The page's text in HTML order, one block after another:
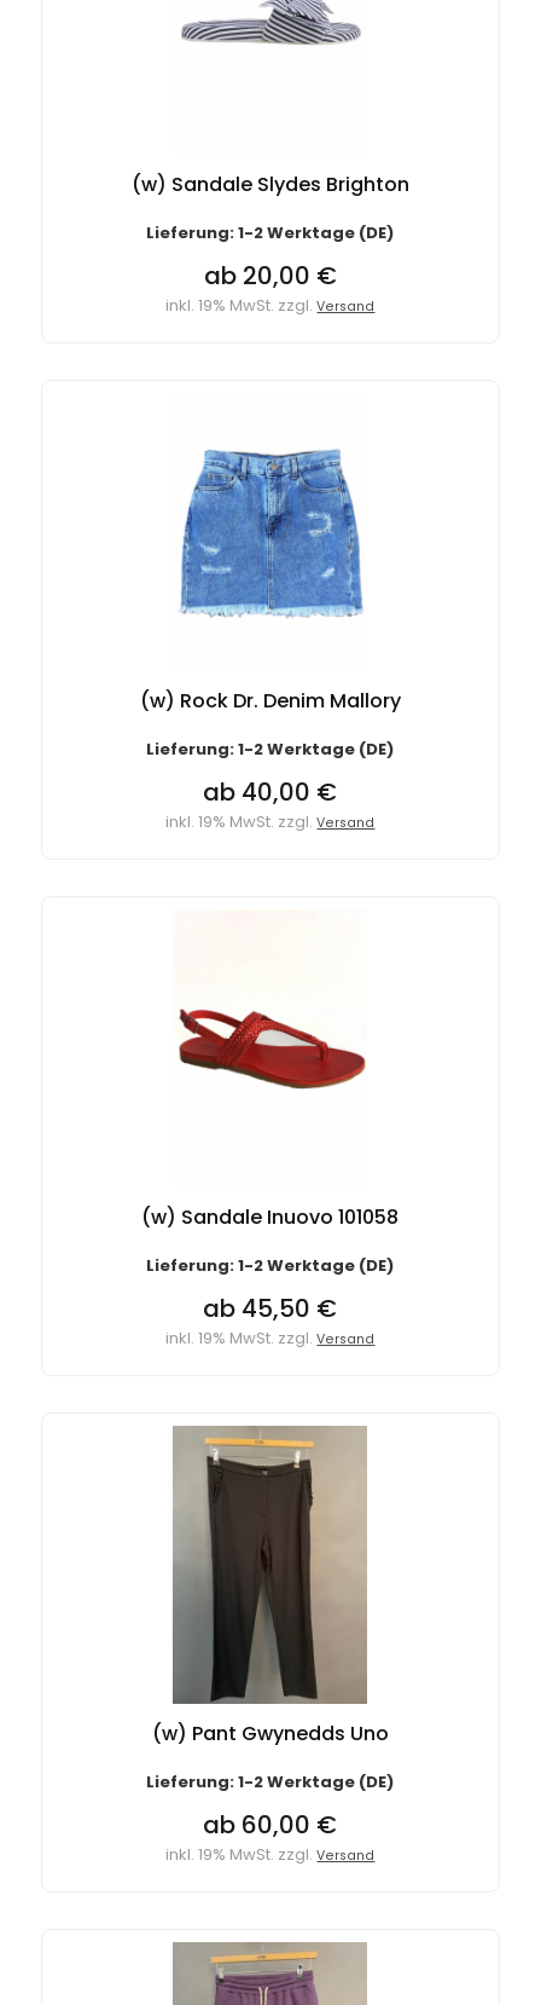
(w) Sandale Slydes Brighton
Lieferung: 1-2 Werktage (DE)
ab 20,00 €
inkl. 19% MwSt. zzgl.Versand
(w) Rock Dr. Denim Mallory
Lieferung: 1-2 Werktage (DE)
ab 40,00 €
inkl. 19% MwSt. zzgl.Versand
(w) Sandale Inuovo 101058
Lieferung: 1-2 Werktage (DE)
ab 45,50 €
inkl. 19% MwSt. zzgl.Versand
(w) Pant Gwynedds Uno
Lieferung: 1-2 Werktage (DE)
ab 60,00 €
inkl. 19% MwSt. zzgl.Versand